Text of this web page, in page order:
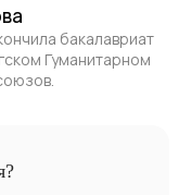
бакалавриат
Гуманитарном